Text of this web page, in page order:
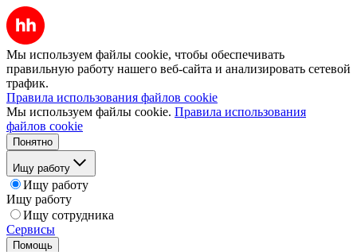
Мы используем файлы cookie, чтобы обеспечивать
правильную работу нашего веб-сайта и анализировать сетевой
трафик.
Правила использования файлов cookie
Мы используем файлы cookie. Правила использования
файлов cookie
Понятно
Ищу работу
Ищу работу
Ищу работу
Ищу сотрудника
Сервисы
Помощь